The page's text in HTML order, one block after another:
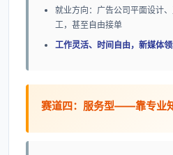
就业方向：广告公司平面设计
工，甚至自由接单
工作灵活、时间自由，新媒体
赛道四：服务型——靠专业